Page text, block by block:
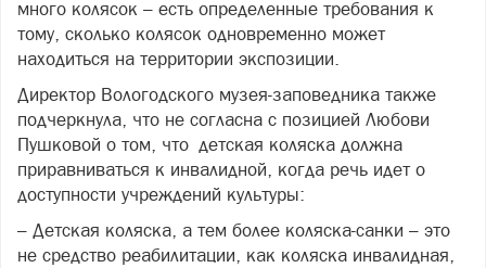
много колясок – есть определенные требования к
тому, сколько колясок одновременно может
находиться на территории экспозиции.
Директор Вологодского музея-заповедника также
подчеркнула, что не согласна с позицией Любови
Пушковой о том, что детская коляска должна
приравниваться к инвалидной, когда речь идет о
доступности учреждений культуры:
– Детская коляска, а тем более коляска-санки – это
не средство реабилитации, как коляска инвалидная,